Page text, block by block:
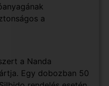
a
a Nanda
Egy dobozban 50